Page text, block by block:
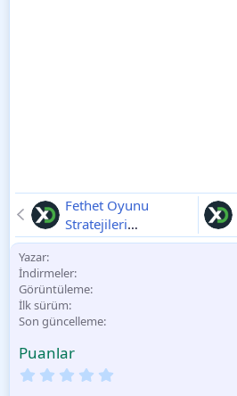
Fethet Oyunu
Stratejileri
Oluşturma V1
Yazar
İndirmeler
Görüntüleme
İlk sürüm
Son güncelleme
Puanlar